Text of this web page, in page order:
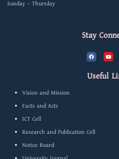
Sunday – Thursday
Stay
F
a
c
b
o
Y
o
u
u
b
Useful
Vision and Mission
Facts and Acts
ICT Cell
Research and Publication Cell
Notice Board